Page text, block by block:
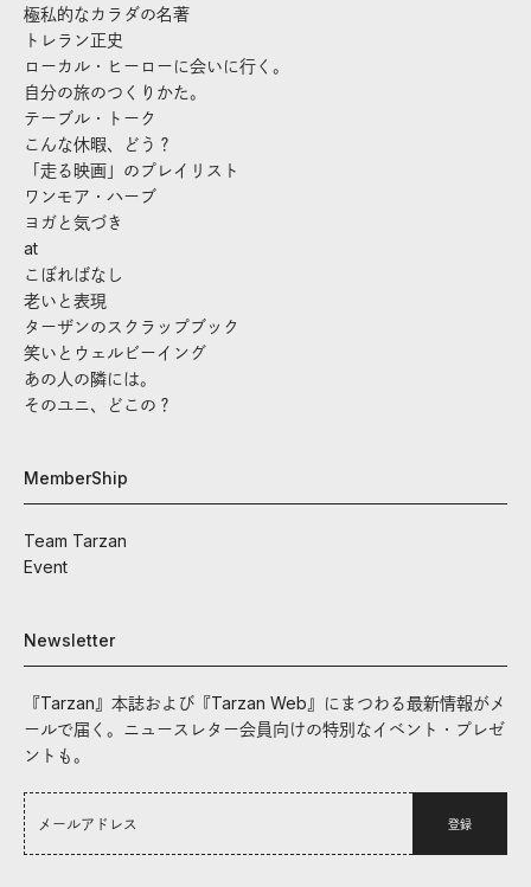
極私的なカラダの名著
トレラン正史
ローカル・ヒーローに会いに行く。
自分の旅のつくりかた。
テーブル・トーク
こんな休暇、どう？
「走る映画」のプレイリスト
ワンモア・ハーブ
ヨガと気づき
at
こぼればなし
老いと表現
ターザンのスクラップブック
笑いとウェルビーイング
あの人の隣には。
そのユニ、どこの？
MemberShip
Team Tarzan
Event
Newsletter
『Tarzan』本誌および『Tarzan Web』にまつわる最新情報がメ
ールで届く。ニュースレター会員向けの特別なイベント・プレゼ
ントも。
登録